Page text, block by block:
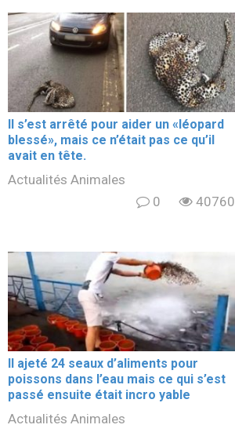
Il s’est arrêté pour aider un «léopard
blеssé», mais ce n’était pas ce qu’il
avait en tête.
Actualités Animales
0
40760
Il ajeté 24 seaux d’aliments pour
poissons dans l’eau mais ce qui s’est
passé ensuite était incro yable
Actualités Animales